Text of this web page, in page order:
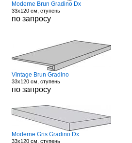
Moderne Brun Gradino Dx
33x120 см, ступень
по запросу
Vintage Brun Gradino
33x120 см, ступень
по запросу
Moderne Gris Gradino Dx
33x120 см, ступень